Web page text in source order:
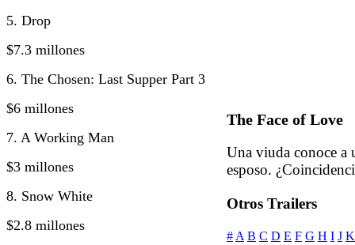
5. Drop
$7.3 millones
6. The Chosen: Last Supper Part 3
$6 millones
7. A Working Man
$3 millones
8. Snow White
$2.8 millones
The Face of Love
Una viuda conoce a
esposo.
Otros Trailers
# A B C D E F G H I J K